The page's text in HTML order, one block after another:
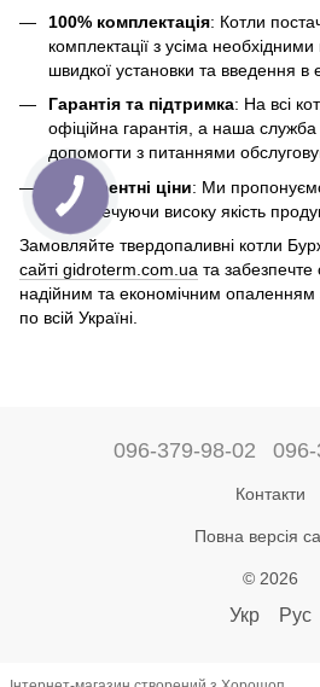
100% комплектація: Котли
комплектації з усіма
швидкої установки та введення в
Гарантія та підтримка: На всі
офіційна гарантія, а наша
допомогти з питаннями
Конкурентні ціни: Ми пропонуємо
забезпечуючи високу якість
Замовляйте твердопаливні котли
сайті gidroterm.com.ua та забезпечте
надійним та економічним опаленням
по всій Україні.
096-379-98-02
Контакти
Повна версія
© 2026
Укр Рус